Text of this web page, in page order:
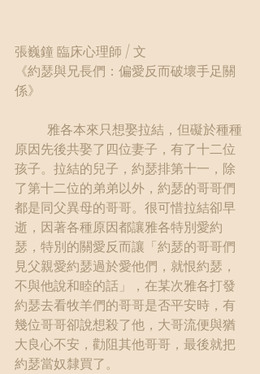
張巍鐘 臨床心理師 / 文
《約瑟與兄長們：偏愛反而破壞手足關
係》
原因先後共娶了四位妻子，有了十二位
孩子。拉結的兒子，約瑟排第十一，除
了第十二位的弟弟以外，約瑟的哥哥們
都是同父異母的哥哥。很可惜拉結卻早
逝，因著各種原因都讓雅各特別愛約
瑟，特別的關愛反而讓「約瑟的哥哥們
見父親愛約瑟過於愛他們，就恨約瑟，
不與他說和睦的話」，在某次雅各打發
約瑟去看牧羊們的哥哥是否平安時，有
幾位哥哥卻說想殺了他，大哥流便與猶
大良心不安，勸阻其他哥哥，最後就把
約瑟當奴隸買了。